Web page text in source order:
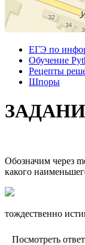
ЕГЭ по
Обучение
Рецепты
Шпоры
Обозначим через
какого
тождественно
Посмотреть ответ